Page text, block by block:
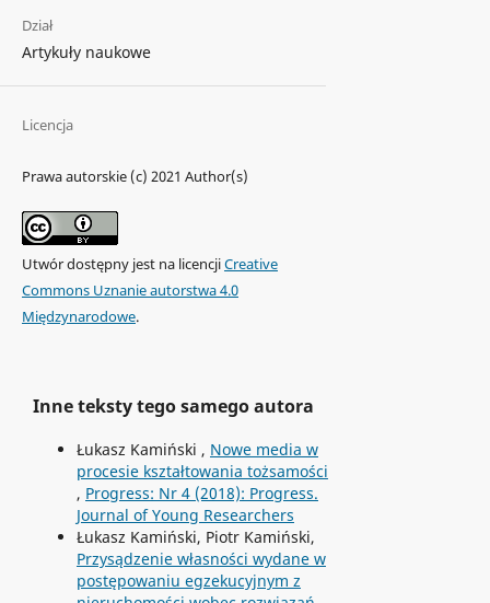
Dział
Artykuły naukowe
Licencja
Prawa autorskie (c) 2021 Author(s)
Utwór dostępny jest na licencjiCreative
Commons Uznanie autorstwa 4.0
Międzynarodowe.
Inne teksty tego samego autora
Łukasz Kamiński , Nowe media w
procesie kształtowania tożsamości
, Progress: Nr 4 (2018): Progress.
Journal of Young Researchers
Łukasz Kamiński, Piotr Kamiński,
Przysądzenie własności wydane w
postępowaniu egzekucyjnym z